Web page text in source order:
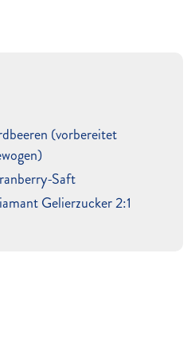
(vorbereitet
Saft
Gelierzucker 2:1